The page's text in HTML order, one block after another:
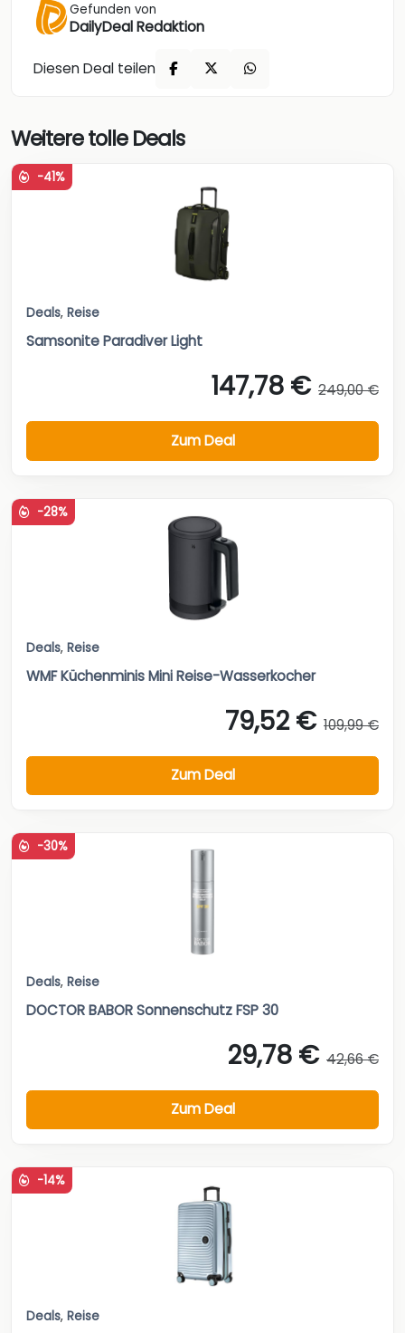
Gefunden von
DailyDeal Redaktion
Diesen Deal teilen
Weitere tolle Deals
-41%
Deals, Reise
Samsonite Paradiver Light
147,78 € 249,00 €
Zum Deal
-28%
Deals, Reise
WMF Küchenminis Mini Reise-Wasserkocher
79,52 € 109,99 €
Zum Deal
-30%
Deals, Reise
DOCTOR BABOR Sonnenschutz FSP 30
29,78 € 42,66 €
Zum Deal
-14%
Deals, Reise